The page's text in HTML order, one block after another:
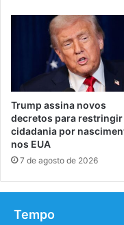
Trump assina novos
decretos para restringir
cidadania por
nos EUA
7 de agosto de 2026
Tempo